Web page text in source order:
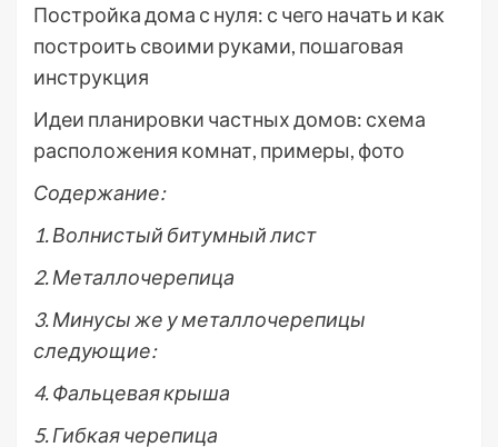
Постройка дома с нуля: с чего начать и как
построить своими руками, пошаговая
инструкция
Идеи планировки частных домов: схема
расположения комнат, примеры, фото
Содержание:
1. Волнистый битумный лист
2. Металлочерепица
3. Минусы же у металлочерепицы
следующие:
4. Фальцевая крыша
5. Гибкая черепица